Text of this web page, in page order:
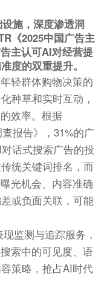
施，深度渗透洞
《2025中国广告主
主认可AI对经营提
度的双重提升。
轻群体购物决策的
种草和实时互动，
效率。根据
报告》，31%的广
话式搜索广告的投
统关键词排名，而
光机会、内容准确
或负面关联，可能
监测与追踪服务，
索中的可见度、语
策略，抢占AI时代